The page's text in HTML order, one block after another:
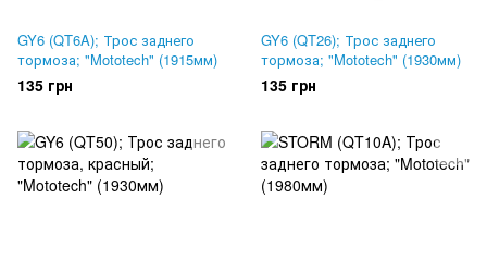
GY6 (QT6A); Трос заднего
тормоза; "Mototech" (1915мм)
135 грн
GY6 (QT26); Трос заднего
тормоза; "Mototech" (1930мм)
135 грн